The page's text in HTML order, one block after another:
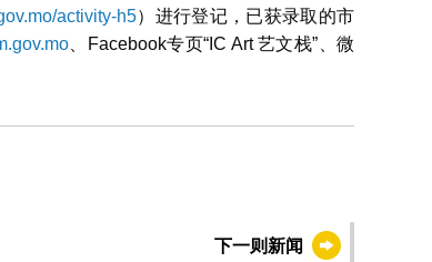
activity-h5）进行登记，已获录取的市
、Facebook专页“IC Art 艺文栈”、微
下一则新闻